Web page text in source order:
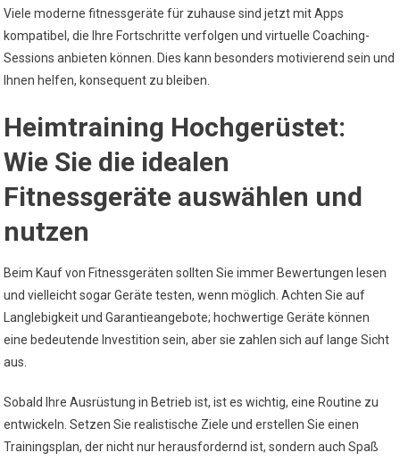
Viele moderne fitnessgeräte für zuhause sind jetzt mit Apps
kompatibel, die Ihre Fortschritte verfolgen und virtuelle Coaching-
Sessions anbieten können. Dies kann besonders motivierend sein und
Ihnen helfen, konsequent zu bleiben.
Heimtraining Hochgerüstet:
Wie Sie die idealen
Fitnessgeräte auswählen und
nutzen
Beim Kauf von Fitnessgeräten sollten Sie immer Bewertungen lesen
und vielleicht sogar Geräte testen, wenn möglich. Achten Sie auf
Langlebigkeit und Garantieangebote; hochwertige Geräte können
eine bedeutende Investition sein, aber sie zahlen sich auf lange Sicht
aus.
Sobald Ihre Ausrüstung in Betrieb ist, ist es wichtig, eine Routine zu
entwickeln. Setzen Sie realistische Ziele und erstellen Sie einen
Trainingsplan, der nicht nur herausfordernd ist, sondern auch Spaß